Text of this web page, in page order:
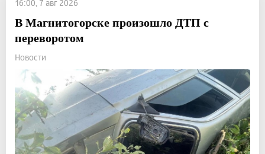
16:00, 7 авг 2026
В Магнитогорске произошло ДТП с
переворотом
Новости